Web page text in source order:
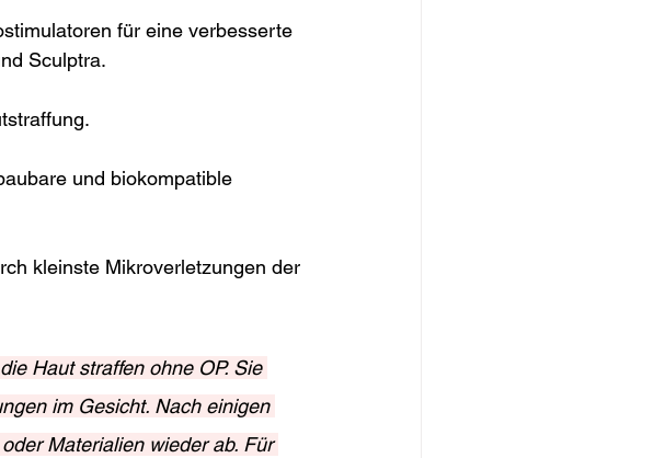
für eine verbesserte
Sculptra.
und biokompatible
kleinste Mikroverletzungen der
Haut straffen ohne OP. Sie
im Gesicht. Nach einigen
Materialien wieder ab. Für